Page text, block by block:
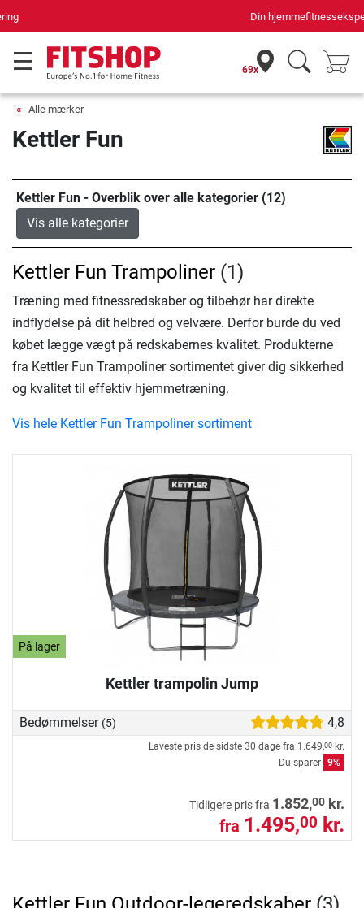
Din hjemmefitnessekspert gennem 42 år
69x
Alle mærker
Kettler Fun
Kettler Fun - Overblik over alle kategorier (12)
Vis alle kategorier
På lager
Kettler trampolin Jump
Bedømmelser (5) 4,8
Laveste pris de sidste 30 dage fra 1.649,00 kr.
Du sparer 9%
Tidligere pris fra 1.852,00 kr.
fra 1.495,00 kr.
Kettler Fun Trampoliner (1)
Træning med fitnessredskaber og tilbehør har direkte
indflydelse på dit helbred og velvære. Derfor burde du ved
købet lægge vægt på redskabernes kvalitet. Produkterne
fra Kettler Fun Trampoliner sortimentet giver dig sikkerhed
og kvalitet til effektiv hjemmetræning.
Vis hele Kettler Fun Trampoliner sortiment